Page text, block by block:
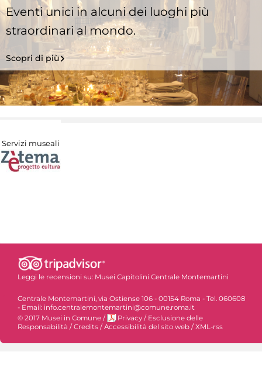
Eventi unici in alcuni dei luoghi più
straordinari al mondo.
Scopri di più
Servizi museali
Leggi le recensioni su: Musei Capitolini Centrale Montemartini
Centrale Montemartini, via Ostiense 106 - 00154 Roma - Tel. 060608
- Email: info.centralemontemartini@comune.roma.it
© 2017 Musei in Comune / Privacy / Esclusione delle
Responsabilità / Credits / Accessibilità del sito web / XML-rss